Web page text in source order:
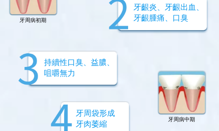
牙周病初期
牙齦炎、牙齦出血、
牙齦腫痛、口臭
持續性口臭、益膿、
咀嚼無力
牙周病中期
牙周袋形成
牙肉萎縮